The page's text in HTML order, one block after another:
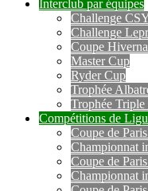
Interclub par équipes
Challenge
Challenge
Coupe
Master Cup
Ryder Cup
Trophée
Trophée
Compétitions de
Coupe de
Championnat
Coupe de
Championnat